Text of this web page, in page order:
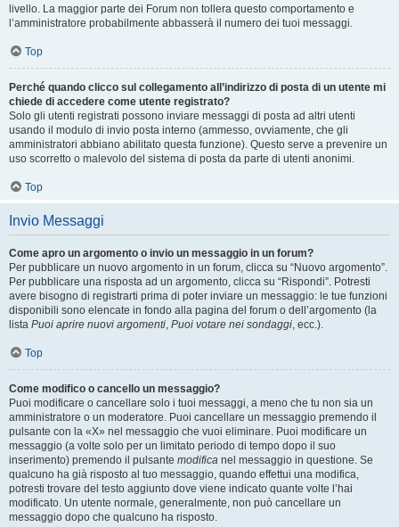
livello. La maggior parte dei Forum non tollera questo comportamento e
l’amministratore probabilmente abbasserà il numero dei tuoi messaggi.
Top
Perché quando clicco sul collegamento all’indirizzo di posta di un utente mi
chiede di accedere come utente registrato?
Solo gli utenti registrati possono inviare messaggi di posta ad altri utenti
usando il modulo di invio posta interno (ammesso, ovviamente, che gli
amministratori abbiano abilitato questa funzione). Questo serve a prevenire un
uso scorretto o malevolo del sistema di posta da parte di utenti anonimi.
Top
Invio Messaggi
Come apro un argomento o invio un messaggio in un forum?
Per pubblicare un nuovo argomento in un forum, clicca su “Nuovo argomento”.
Per pubblicare una risposta ad un argomento, clicca su “Rispondi”. Potresti
avere bisogno di registrarti prima di poter inviare un messaggio: le tue funzioni
disponibili sono elencate in fondo alla pagina del forum o dell’argomento (la
lista Puoi aprire nuovi argomenti, Puoi votare nei sondaggi, ecc.).
Top
Come modifico o cancello un messaggio?
Puoi modificare o cancellare solo i tuoi messaggi, a meno che tu non sia un
amministratore o un moderatore. Puoi cancellare un messaggio premendo il
pulsante con la «X» nel messaggio che vuoi eliminare. Puoi modificare un
messaggio (a volte solo per un limitato periodo di tempo dopo il suo
inserimento) premendo il pulsante modifica nel messaggio in questione. Se
qualcuno ha già risposto al tuo messaggio, quando effettui una modifica,
potresti trovare del testo aggiunto dove viene indicato quante volte l’hai
modificato. Un utente normale, generalmente, non può cancellare un
messaggio dopo che qualcuno ha risposto.